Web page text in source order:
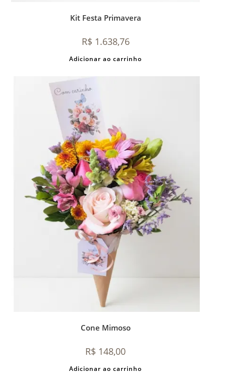
Kit Festa Primavera
R$ 1.638,76
Adicionar ao carrinho
Cone Mimoso
R$ 148,00
Adicionar ao carrinho